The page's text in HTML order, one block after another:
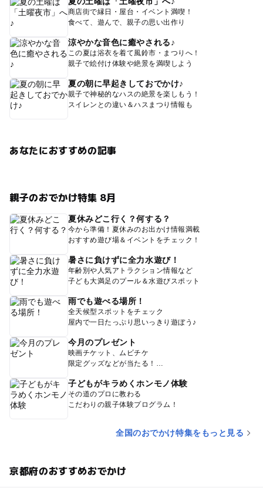
商店街で縁日・屋台・イベント満喫！
食べて、遊んで、親子の思い出作り
涼やかな音色に癒やされる♪
この夏は浴衣を着て風鈴市・まつりへ！
親子で絵付け体験や絶景を満喫しよう
夏の朝に早起きしておでかけ♪
親子で神秘的なハスの絶景を楽しもう！
スイレンとの違い＆ハスまつり情報も
あなたにおすすめの記事
親子のおでかけ特集 8月
夏休みどこ行く？何する？
今から準備！夏休みのお出かけ情報満載
おすすめ遊び場＆イベントをチェック！
暑さに負けずに全力水遊び！
年齢別や人気アトラクション情報など
子ども大満足のプール＆水遊びスポット
雨でも遊べる場所！
全天候型スポットをチェック
屋内で一日たっぷり思いっきり遊ぼう♪
今月のプレゼント
映画チケット、ムビチケ
限定グッズなどが当たる！
子どもがキラめくホンモノ体験
その道のプロに教わる
こだわりの親子体験プログラム！
全国のおでかけ特集をもっと見る
京都府のおすすめおでかけ